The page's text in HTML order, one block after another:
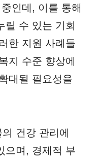
인데, 이를 통해
릴 수 있는 기회
한 지원 사례들
지 수준 향상에
대될 필요성을
건강 관리에
으며, 경제적 부